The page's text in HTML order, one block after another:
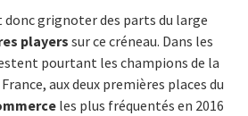
donc grignoter des parts du large
players sur ce créneau. Dans les
pourtant les champions de la
aux deux premières places du
les plus fréquentés en 2016